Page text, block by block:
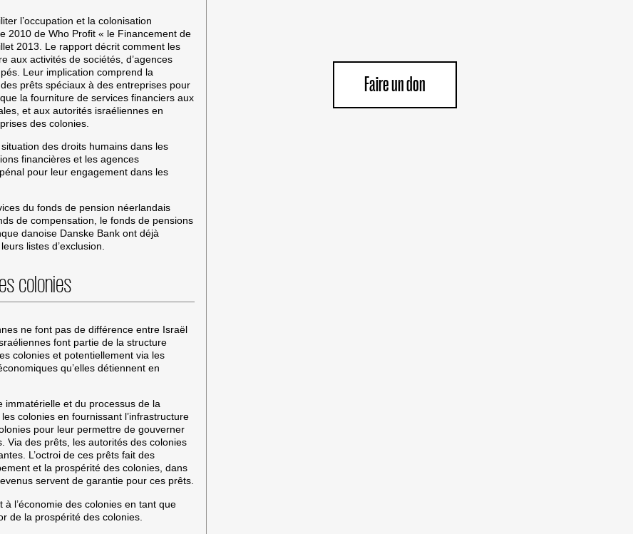
l’occupation et la colonisation
2010 de Who Profit « le Financement de
2013. Le rapport décrit comment les
aux activités de sociétés, d’agences
Leur implication comprend la
prêts spéciaux à des entreprises pour
la fourniture de services financiers aux
et aux autorités israéliennes en
des colonies.
des droits humains dans les
financières et les agences
pour leur engagement dans les
du fonds de pension néerlandais
de compensation, le fonds de pensions
danoise Danske Bank ont déjà
listes d’exclusion.
colonies
ne font pas de différence entre Israël
font partie de la structure
colonies et potentiellement via les
qu’elles détiennent en
immatérielle et du processus de la
colonies en fournissant l’infrastructure
pour leur permettre de gouverner
Via des prêts, les autorités des colonies
L’octroi de ces prêts fait des
et la prospérité des colonies, dans
servent de garantie pour ces prêts.
l’économie des colonies en tant que
de la prospérité des colonies.
Faire un don